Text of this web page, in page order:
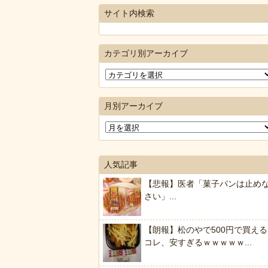
サイト内検索
カテゴリ別アーカイブ
月別アーカイブ
人気記事
【悲報】医者「菓子パンは止め
さい」...
【朗報】松のやで500円で買える
コレ、安すぎるｗｗｗｗｗ...